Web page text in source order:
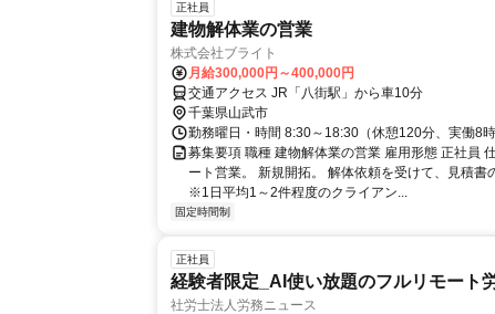
正社員
建物解体業の営業
株式会社ブライト
月給300,000円～400,000円
交通アクセス JR「八街駅」から車10分
千葉県山武市
勤務曜日・時間 8:30～18:30（休憩120分、実働8時
募集要項 職種 建物解体業の営業 雇用形態 正社員
ート営業。 新規開拓。 解体依頼を受けて、見積書
※1日平均1～2件程度のクライアン...
固定時間制
正社員
経験者限定_AI使い放題のフルリモート
社労士法人労務ニュース